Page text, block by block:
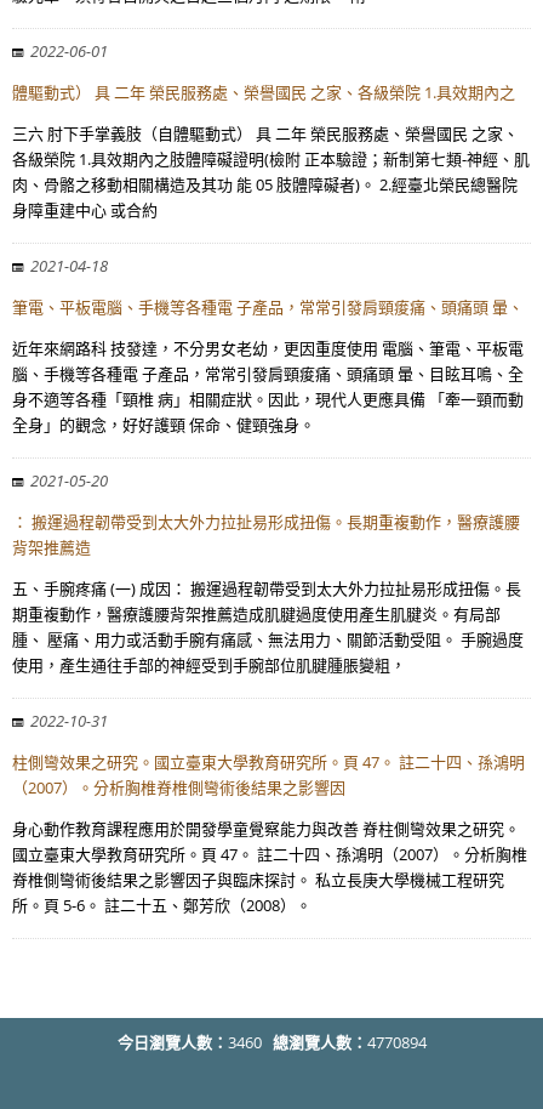
2022-06-01
體驅動式） 具 二年 榮民服務處、榮譽國民 之家、各級榮院 1.具效期內之
三六 肘下手掌義肢（自體驅動式） 具 二年 榮民服務處、榮譽國民 之家、
各級榮院 1.具效期內之肢體障礙證明(檢附 正本驗證；新制第七類-神經、肌
肉、骨骼之移動相關構造及其功 能 05 肢體障礙者)。 2.經臺北榮民總醫院
身障重建中心 或合約
2021-04-18
筆電、平板電腦、手機等各種電 子產品，常常引發肩頸痠痛、頭痛頭 暈、
近年來網路科 技發達，不分男女老幼，更因重度使用 電腦、筆電、平板電
腦、手機等各種電 子產品，常常引發肩頸痠痛、頭痛頭 暈、目眩耳鳴、全
身不適等各種「頸椎 病」相關症狀。因此，現代人更應具備 「牽一頸而動
全身」的觀念，好好護頸 保命、健頸強身。
2021-05-20
： 搬運過程韌帶受到太大外力拉扯易形成扭傷。長期重複動作，醫療護腰
背架推薦造
五、手腕疼痛 (一) 成因： 搬運過程韌帶受到太大外力拉扯易形成扭傷。長
期重複動作，醫療護腰背架推薦造成肌腱過度使用產生肌腱炎。有局部
腫、 壓痛、用力或活動手腕有痛感、無法用力、關節活動受阻。 手腕過度
使用，產生通往手部的神經受到手腕部位肌腱腫脹變粗，
2022-10-31
柱側彎效果之研究。國立臺東大學教育研究所。頁 47。 註二十四、孫鴻明
（2007）。分析胸椎脊椎側彎術後結果之影響因
身心動作教育課程應用於開發學童覺察能力與改善 脊柱側彎效果之研究。
國立臺東大學教育研究所。頁 47。 註二十四、孫鴻明（2007）。分析胸椎
脊椎側彎術後結果之影響因子與臨床探討。 私立長庚大學機械工程研究
所。頁 5-6。 註二十五、鄭芳欣（2008）。
今日瀏覽人數： 3460 總瀏覽人數： 4770894